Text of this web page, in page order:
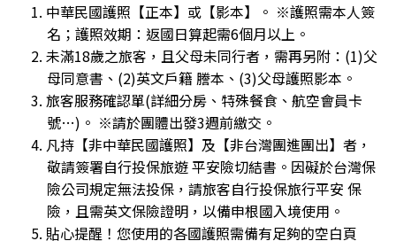
1. 中華民國護照【正本】或【影本】。 ※護照需本人簽
名；護照效期：返國日算起需6個月以上。
2. 未滿18歲之旅客，且父母未同行者，需再另附：(1)父
母同意書、(2)英文戶籍 謄本、(3)父母護照影本。
3. 旅客服務確認單(詳細分房、特殊餐食、航空會員卡
號…)。 ※請於團體出發3週前繳交。
4. 凡持【非中華民國護照】及【非台灣團進團出】者，
敬請簽署自行投保旅遊 平安險切結書。因礙於台灣保
險公司規定無法投保，請旅客自行投保旅行平安 保
險，且需英文保險證明，以備申根國入境使用。
5. 貼心提醒！您使用的各國護照需備有足夠的空白頁